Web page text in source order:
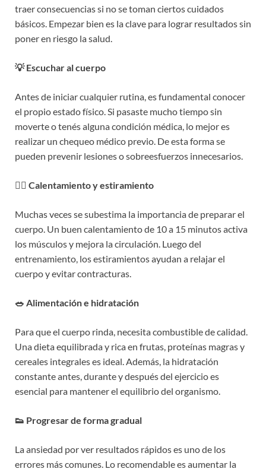
traer consecuencias si no se toman ciertos cuidados
básicos. Empezar bien es la clave para lograr resultados sin
poner en riesgo la salud.
💡 Escuchar al cuerpo
Antes de iniciar cualquier rutina, es fundamental conocer
el propio estado físico. Si pasaste mucho tiempo sin
moverte o tenés alguna condición médica, lo mejor es
realizar un chequeo médico previo. De esta forma se
pueden prevenir lesiones o sobreesfuerzos innecesarios.
🧘‍♀️ Calentamiento y estiramiento
Muchas veces se subestima la importancia de preparar el
cuerpo. Un buen calentamiento de 10 a 15 minutos activa
los músculos y mejora la circulación. Luego del
entrenamiento, los estiramientos ayudan a relajar el
cuerpo y evitar contracturas.
🥗 Alimentación e hidratación
Para que el cuerpo rinda, necesita combustible de calidad.
Una dieta equilibrada y rica en frutas, proteínas magras y
cereales integrales es ideal. Además, la hidratación
constante antes, durante y después del ejercicio es
esencial para mantener el equilibrio del organismo.
👟 Progresar de forma gradual
La ansiedad por ver resultados rápidos es uno de los
errores más comunes. Lo recomendable es aumentar la